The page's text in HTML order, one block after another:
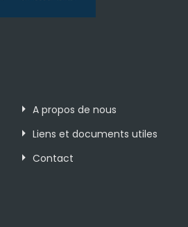
A propos de nous
Liens et documents utiles
Contact